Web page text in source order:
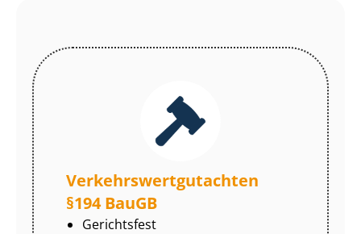
Ver­kehrs­wert­gut­ach­ten
§194 BauGB
Gerichtsfest